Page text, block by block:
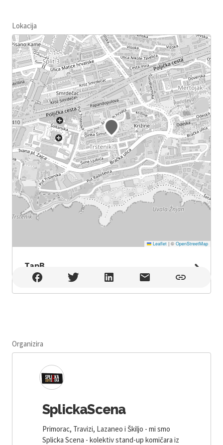
Lokacija
Leaflet |© OpenStreetMap
TapB
TapB , Split
Organizira
SplickaScena
Primorac, Travizi, Lazaneo i Škiljo - mi smo
Splicka Scena - kolektiv stand-up komičara iz